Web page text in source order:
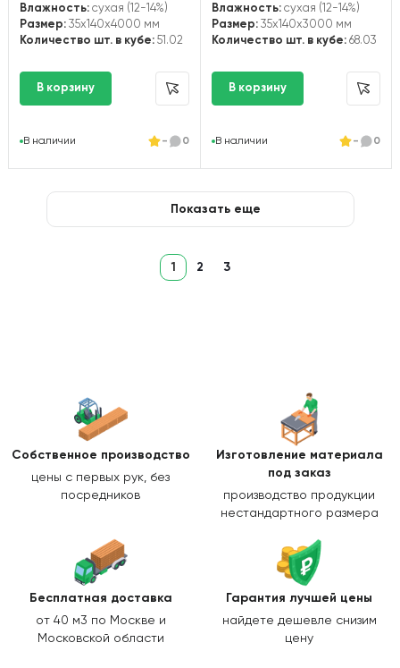
Влажность: сухая (12-14%)
Размер: 35x140x4000 мм
Количество шт. в кубе: 51.02
В наличии - 0
Влажность:сухая (12-14%)
Размер:35x140x3000 мм
Количество шт. в кубе:68.03
В наличии - 0
Показать еще
1 2 3
Собственное производство
цены с первых рук, без
посредников
Изготовление материала
под заказ
производство продукции
нестандартного размера
Бесплатная доставка
от 40 м3 по Москве и
Московской области
Гарантия лучшей цены
найдете дешевле снизим
цену